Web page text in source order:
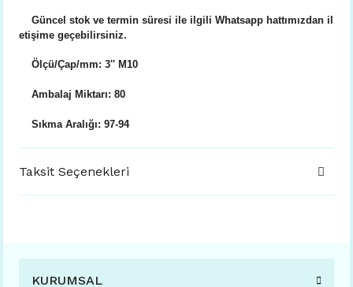
Güncel stok ve termin süresi ile ilgili Whatsapp hattımızdan il
etişime geçebilirsiniz.
Ölçü/Çap/mm: 3'' M10
Ambalaj Miktarı: 80
Sıkma Aralığı: 97-94
Taksit Seçenekleri
KURUMSAL